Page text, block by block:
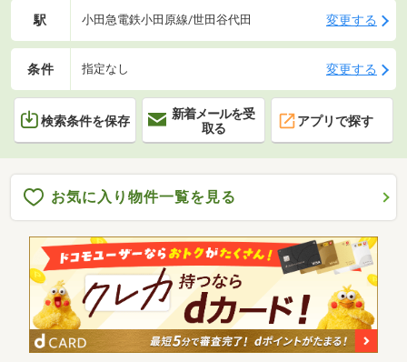
駅 小田急電鉄小田原線/世田谷代田 変更する
条件 指定なし 変更する
検索条件を保存
新着メールを受
取る
アプリで探す
お気に入り物件一覧を見る